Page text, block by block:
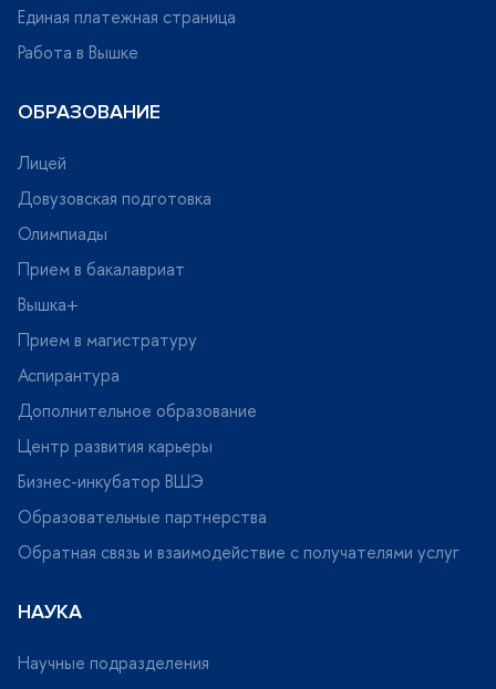
Единая платежная страница
Работа в Вышке
ОБРАЗОВАНИЕ
Лицей
Довузовская подготовка
Олимпиады
Прием в бакалавриат
ышка+
Прием в магистратуру
Аспирантура
Дополнительное образование
Центр развития карьеры
Бизнес-инкубатор ВШЭ
Образовательные партнерства
Обратная связь и взаимодействие с получателями услу
НАУКА
Научные подразделения